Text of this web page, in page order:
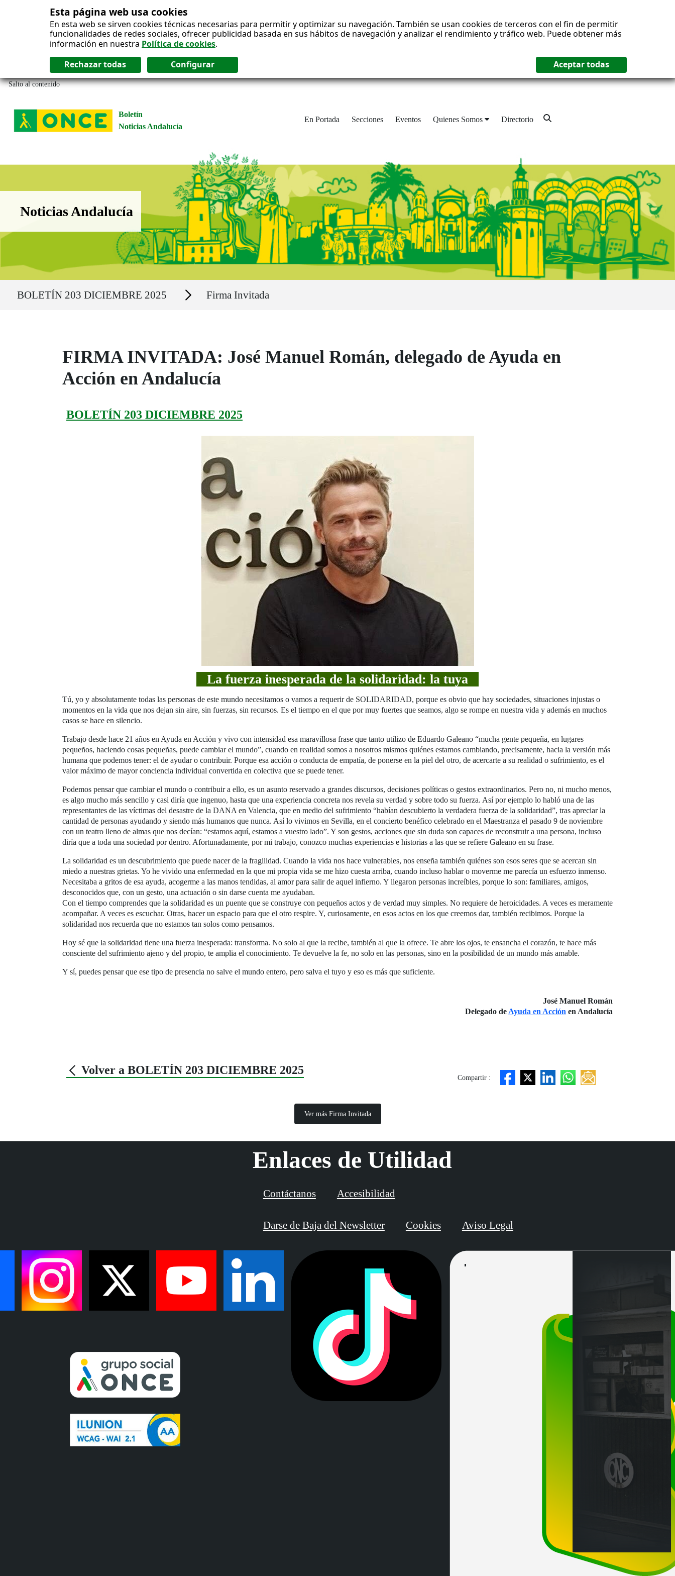
Esta página web usa cookies
En esta web se sirven cookies técnicas necesarias para permitir y optimizar su navegación. También se usan cookies de terceros con el fin de permitir
funcionalidades de redes sociales, ofrecer publicidad basada en sus hábitos de navegación y analizar el rendimiento y tráfico web. Puede obtener más
información en nuestra Política de cookies.
Salto al contenido
Boletín
Noticias Andalucía
En Portada Secciones Eventos Quienes Somos Directorio
Boletín Noticias Andalucía
Noticias Andalucía
BOLETÍN 203 DICIEMBRE 2025 Secciones Firma Invitada
FIRMA INVITADA: José Manuel Román, delegado de Ayuda en
Acción en Andalucía
BOLETÍN 203 DICIEMBRE 2025
La fuerza inesperada de la solidaridad: la tuya
Tú, yo y absolutamente todas las personas de este mundo necesitamos o vamos a requerir de SOLIDARIDAD, porque es obvio que hay sociedades, situaciones injustas o
momentos en la vida que nos dejan sin aire, sin fuerzas, sin recursos. Es el tiempo en el que por muy fuertes que seamos, algo se rompe en nuestra vida y además en muchos
casos se hace en silencio.
Trabajo desde hace 21 años en Ayuda en Acción y vivo con intensidad esa maravillosa frase que tanto utilizo de Eduardo Galeano “mucha gente pequeña, en lugares
pequeños, haciendo cosas pequeñas, puede cambiar el mundo”, cuando en realidad somos a nosotros mismos quiénes estamos cambiando, precisamente, hacia la versión más
humana que podemos tener: el de ayudar o contribuir. Porque esa acción o conducta de empatía, de ponerse en la piel del otro, de acercarte a su realidad o sufrimiento, es el
valor máximo de mayor conciencia individual convertida en colectiva que se puede tener.
Podemos pensar que cambiar el mundo o contribuir a ello, es un asunto reservado a grandes discursos, decisiones políticas o gestos extraordinarios. Pero no, ni mucho menos,
es algo mucho más sencillo y casi diría que ingenuo, hasta que una experiencia concreta nos revela su verdad y sobre todo su fuerza. Así por ejemplo lo habló una de las
representantes de las víctimas del desastre de la DANA en Valencia, que en medio del sufrimiento “habían descubierto la verdadera fuerza de la solidaridad”, tras apreciar la
cantidad de personas ayudando y siendo más humanos que nunca. Así lo vivimos en Sevilla, en el concierto benéfico celebrado en el Maestranza el pasado 9 de noviembre
con un teatro lleno de almas que nos decían: “estamos aquí, estamos a vuestro lado”. Y son gestos, acciones que sin duda son capaces de reconstruir a una persona, incluso
diría que a toda una sociedad por dentro. Afortunadamente, por mi trabajo, conozco muchas experiencias e historias a las que se refiere Galeano en su frase.
La solidaridad es un descubrimiento que puede nacer de la fragilidad. Cuando la vida nos hace vulnerables, nos enseña también quiénes son esos seres que se acercan sin
miedo a nuestras grietas. Yo he vivido una enfermedad en la que mi propia vida se me hizo cuesta arriba, cuando incluso hablar o moverme me parecía un esfuerzo inmenso.
Necesitaba a gritos de esa ayuda, acogerme a las manos tendidas, al amor para salir de aquel infierno. Y llegaron personas increíbles, porque lo son: familiares, amigos,
desconocidos que, con un gesto, una actuación o sin darse cuenta me ayudaban.
Con el tiempo comprendes que la solidaridad es un puente que se construye con pequeños actos y de verdad muy simples. No requiere de heroicidades. A veces es meramente
acompañar. A veces es escuchar. Otras, hacer un espacio para que el otro respire. Y, curiosamente, en esos actos en los que creemos dar, también recibimos. Porque la
solidaridad nos recuerda que no estamos tan solos como pensamos.
Hoy sé que la solidaridad tiene una fuerza inesperada: transforma. No solo al que la recibe, también al que la ofrece. Te abre los ojos, te ensancha el corazón, te hace más
consciente del sufrimiento ajeno y del propio, te amplia el conocimiento. Te devuelve la fe, no solo en las personas, sino en la posibilidad de un mundo más amable.
Y sí, puedes pensar que ese tipo de presencia no salve el mundo entero, pero salva el tuyo y eso es más que suficiente.
José Manuel Román
Delegado de Ayuda en Acción en Andalucía
Volver a BOLETÍN 203 DICIEMBRE 2025
Compartir :
Ver más Firma Invitada
Enlaces de Utilidad
Contáctanos Accesibilidad
Darse de Baja del Newsletter Cookies Aviso Legal